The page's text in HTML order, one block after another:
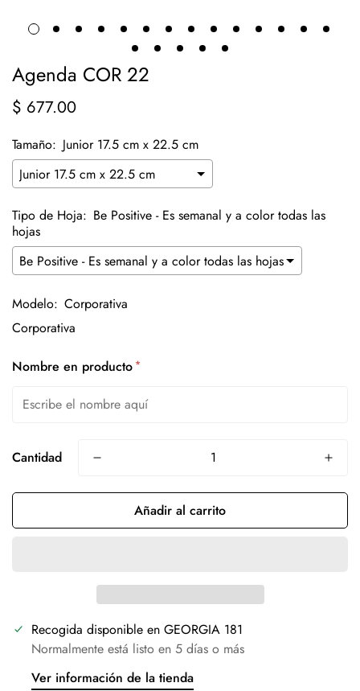
Agenda COR 22
Precio
$ 677.00
Tamaño: Junior 17.5 cm x 22.5 cm
Tipo de Hoja: Be Positive - Es semanal y a color todas las
hojas
Modelo: Corporativa
Nombre en producto *
Cantidad
Añadir al carrito
Recogida disponible en GEORGIA 181
Normalmente está listo en 5 días o más
Ver información de la tienda